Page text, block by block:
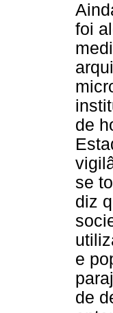
foi
de
se
diz
e
de